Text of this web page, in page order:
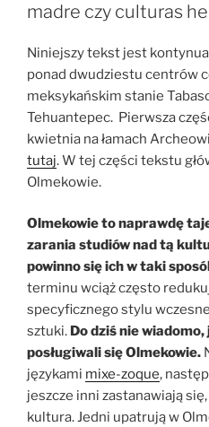
madre czy culturas
Niniejszy tekst jest
ponad dwudziestu centrów
meksykańskim stanie
Tehuantepec. Pierwsza
kwietnia na łamach
tutaj. W tej części tekstu
Olmekowie.
Olmekowie to naprawdę
zarania studiów nad tą
powinno się ich w taki
terminu wciąż często
specyficznego stylu
sztuki. Do dziś nie
posługiwali się Olmekowie.
językami mixe-zoque,
jeszcze inni zastanawiają
kultura. Jedni upatrują w